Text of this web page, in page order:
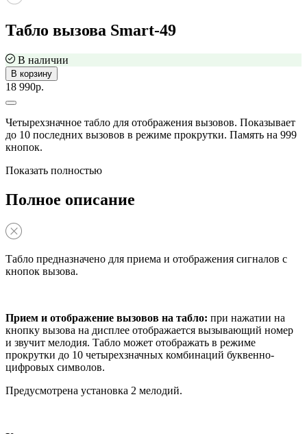
Табло вызова Smart-49
В наличии
В корзину
18 990р.
Четырехзначное табло для отображения вызовов. Показывает
до 10 последних вызовов в режиме прокрутки. Память на 999
кнопок.
Показать полностью
Полное описание
Табло предназначено для приема и отображения сигналов с
кнопок вызова.
Прием и отображение вызовов на табло: при нажатии на
кнопку вызова на дисплее отображается вызывающий номер
и звучит мелодия. Табло может отображать в режиме
прокрутки до 10 четырехзначных комбинаций буквенно-
цифровых символов.
Предусмотрена установка 2 мелодий.